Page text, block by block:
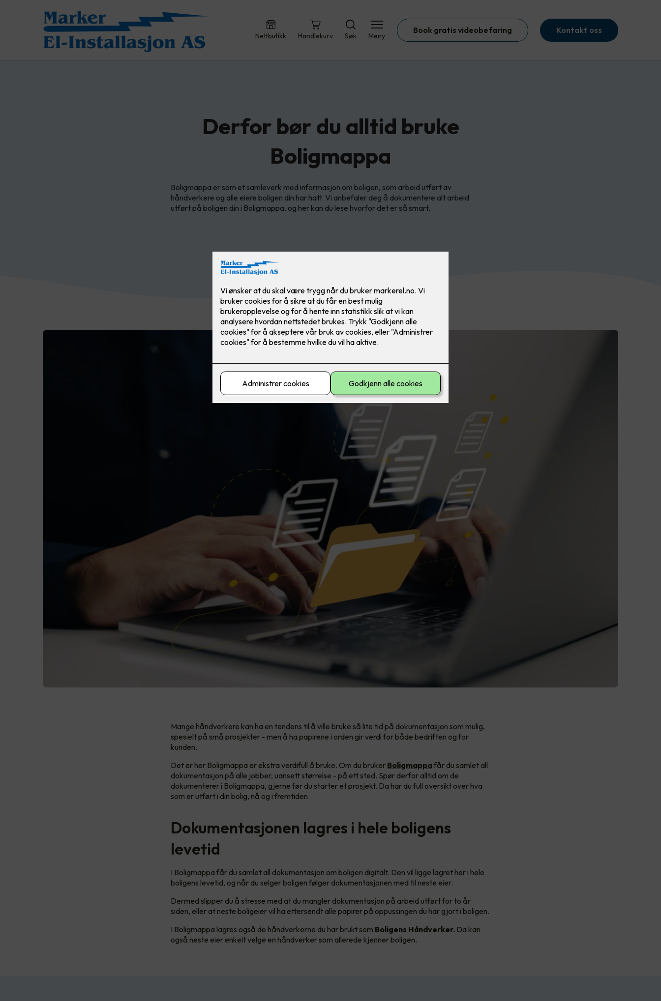
Nettbutikk Handlekurv Søk Meny
Book gratis videobefaring Kontakt oss
Derfor bør du alltid bruke
Boligmappa
Boligmappa er som et samleverk med informasjon om boligen, som arbeid utført av
håndverkere og alle eiere boligen din har hatt. Vi anbefaler deg å dokumentere alt arbeid
utført på boligen din i Boligmappa, og her kan du lese hvorfor det er så smart.
Mange håndverkere kan ha en tendens til å ville bruke så lite tid på dokumentasjon som mulig,
spesielt på små prosjekter - men å ha papirene i orden gir verdi for både bedriften og for
kunden.
Det er her Boligmappa er ekstra verdifull å bruke. Om du bruker Boligmappafår du samlet all
dokumentasjon på alle jobber, uansett størrelse - på ett sted. Spør derfor alltid om de
dokumenterer i Boligmappa, gjerne før du starter et prosjekt. Da har du full oversikt over hva
som er utført i din bolig, nå og i fremtiden.
Dokumentasjonen lagres i hele boligens
levetid
I Boligmappa får du samlet all dokumentasjon om boligen digitalt. Den vil ligge lagret her i hele
boligens levetid, og når du selger boligen følger dokumentasjonen med til neste eier.
Dermed slipper du å stresse med at du mangler dokumentasjon på arbeid utført for to år
siden, eller at neste boligeier vil ha ettersendt alle papirer på oppussingen du har gjort i boligen.
I Boligmappa lagres også de håndverkerne du har brukt som Boligens Håndverker. Da kan
også neste eier enkelt velge en håndverker som allerede kjenner boligen.